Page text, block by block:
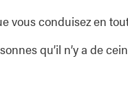
vous conduisez en
qu’il n’y a de